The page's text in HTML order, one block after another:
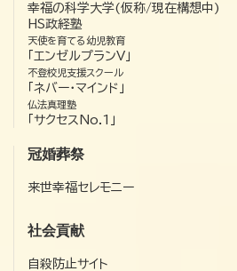
幸福の科学大学(仮称/現在構想中)
HS政経塾
天使を育てる幼児教育
「エンゼルプランV」
不登校児支援スクール
「ネバー・マインド」
仏法真理塾
「サクセスNo.1」
冠婚葬祭
来世幸福セレモニー
社会貢献
自殺防止サイト